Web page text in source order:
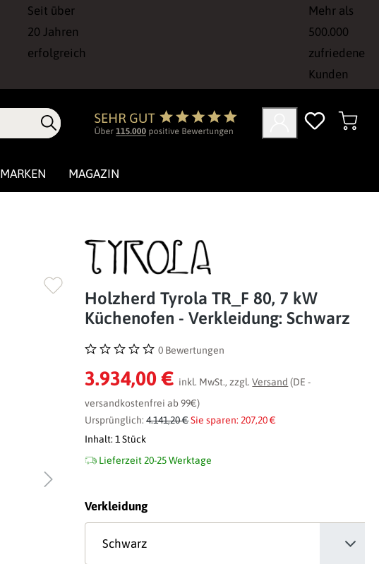
Seit über
20 Jahren
erfolgreich
Mehr als
500.000
zufriedene
Kunden
MARKEN MAGAZIN
Holzherd Tyrola TR_F 80, 7 kW
Küchenofen - Verkleidung: Schwarz
Durchschnittliche Bewertung von 0 von 5 Sternen
0 Bewertungen
3.934,00 € inkl. MwSt., zzgl.Versand (DE -
versandkostenfrei ab 99€)
Ursprünglich:4.141,20 €Sie sparen: 207,20 €
Inhalt:1 Stück
Lieferzeit 20-25 Werktage
Verkleidungauswählen